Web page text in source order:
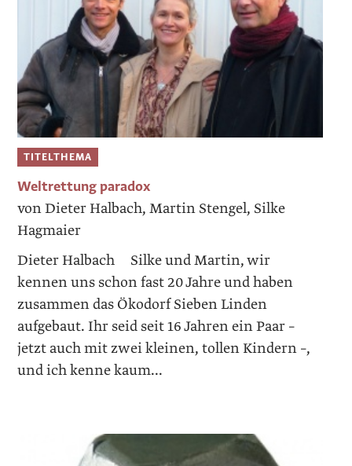
TITELTHEMA
Weltrettung paradox
von Dieter Halbach, Martin Stengel, Silke
Hagmaier
Dieter Halbach Silke und Martin, wir
kennen uns schon fast 20 Jahre und haben
zusammen das Ökodorf Sieben Linden
aufgebaut. Ihr seid seit 16 Jahren ein Paar –
jetzt auch mit zwei kleinen, tollen Kindern –,
und ich kenne kaum...